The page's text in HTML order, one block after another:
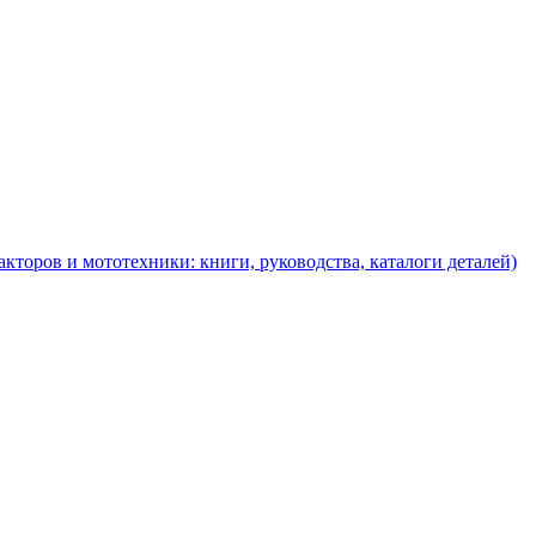
и мототехники: книги, руководства, каталоги деталей)